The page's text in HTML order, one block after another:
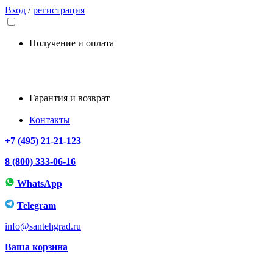
Вход /регистрация
Получение и оплата
Гарантия и возврат
Контакты
+7 (495) 21-21-123
8 (800) 333-06-16
WhatsApp
Telegram
info@santehgrad.ru
Ваша корзина